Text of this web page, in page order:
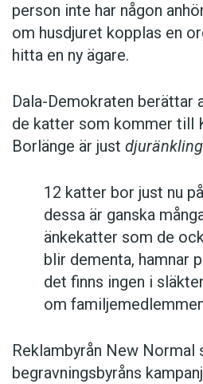
person inte har någon
om husdjuret kopplas en
hitta en ny ägare.
Dala-Demokraten berättar
de katter som kommer till
Borlänge är just
12 katter bor just nu
dessa är ganska
änkekatter som de
blir dementa, hamnar
det finns ingen i
om
Reklambyrån New Normal
begravningsbyråns